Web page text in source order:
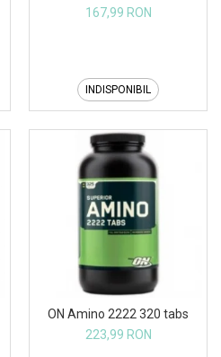
167,99 RON
INDISPONIBIL
ON Amino 2222 320 tabs
223,99 RON